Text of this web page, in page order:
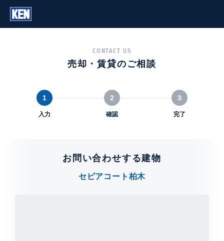
CONTACT US
売却・賃貸のご相談
1
入力
2
確認
3
完了
お問い合わせする建物
セピアコート柏木